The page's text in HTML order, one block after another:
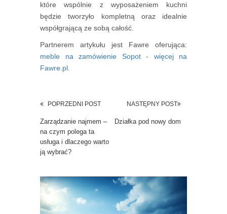
które wspólnie z wyposażeniem kuchni
będzie tworzyło kompletną oraz idealnie
współgrającą ze sobą całość.
Partnerem artykułu jest Fawre oferująca:
meble na zamówienie Sopot - więcej na
Fawre.pl.
POPRZEDNI POST
Zarządzanie najmem –
na czym polega ta
usługa i dlaczego warto
ją wybrać?
NASTĘPNY POST
Działka pod nowy dom